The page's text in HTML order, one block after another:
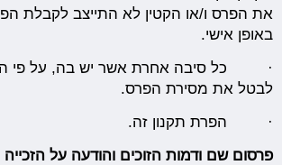
את הפרס ו/או הקטין לא התייצב לקבלת
באופן אישי.
· כל סיבה אחרת אשר יש בה, על פי
לבטל את מסירת הפרס.
· הפרת תקנון זה.
פרסום שם ודמות הזוכים והודעה על הזכייה